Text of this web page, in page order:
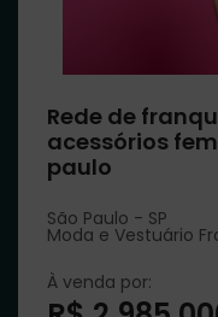
Rede de
acessórios
paulo
São Paulo - SP
Moda e Vestuário
À venda por: